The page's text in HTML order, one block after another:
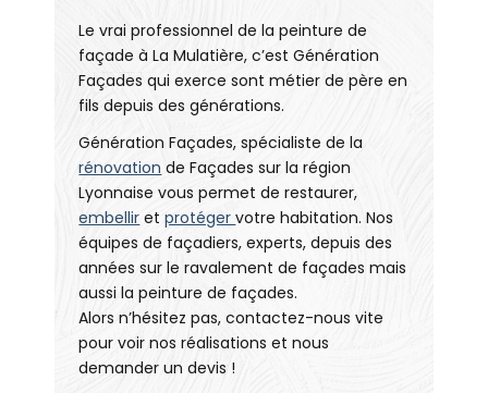
Le vrai professionnel de la peinture de
façade à La Mulatière, c’est Génération
Façades qui exerce sont métier de père en
fils depuis des générations.
Génération Façades, spécialiste de la
rénovation de Façades sur la région
Lyonnaise vous permet de restaurer,
embellir etprotégervotre habitation. Nos
équipes de façadiers, experts, depuis des
années sur le ravalement de façades mais
aussi la peinture de façades.
Alors n’hésitez pas, contactez-nous vite
pour voir nos réalisations et nous
demander un devis !